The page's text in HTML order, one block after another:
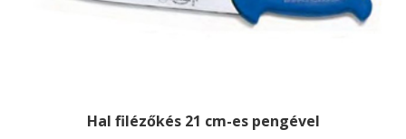
Hal filézőkés 21 cm-es pengével